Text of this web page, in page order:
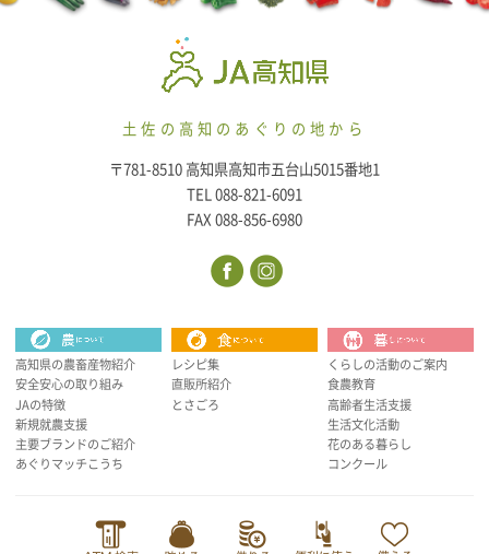
土佐の高知のあぐりの地から
〒781-8510 高知県高知市五台山5015番地1
TEL 088-821-6091
FAX 088-856-6980
高知県の農畜産物紹介
安全安心の取り組み
JAの特徴
新規就農支援
主要ブランドのご紹介
あぐりマッチこうち
レシピ集
直販所紹介
とさごろ
くらしの活動のご案内
食農教育
高齢者生活支援
生活文化活動
花のある暮らし
コンクール